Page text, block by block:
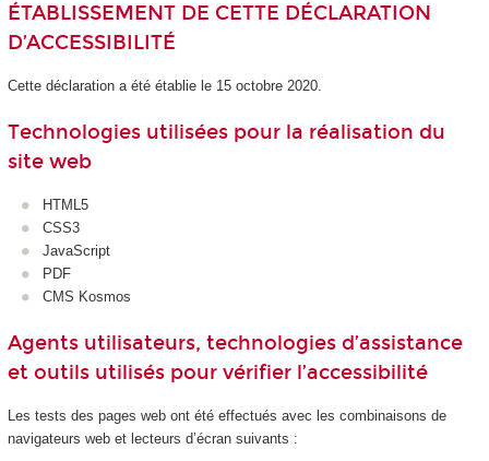
ÉTABLISSEMENT DE CETTE DÉCLARATION
D’ACCESSIBILITÉ
Cette déclaration a été établie le 15 octobre 2020.
Technologies utilisées pour la réalisation du
site web
HTML5
CSS3
JavaScript
PDF
CMS Kosmos
Agents utilisateurs, technologies d’assistance
et outils utilisés pour vérifier l’accessibilité
Les tests des pages web ont été effectués avec les combinaisons de
navigateurs web et lecteurs d’écran suivants :